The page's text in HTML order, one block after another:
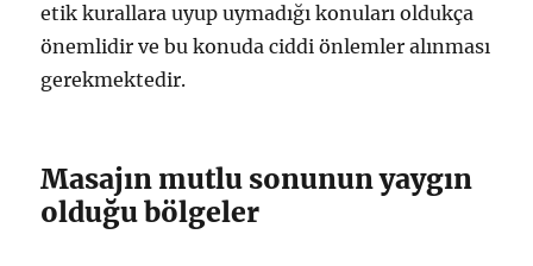
etik kurallara uyup uymadığı konuları oldukça
önemlidir ve bu konuda ciddi önlemler alınması
gerekmektedir.
Masajın mutlu sonunun yaygın
olduğu bölgeler